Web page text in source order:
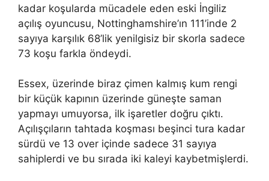
kadar koşularda mücadele eden eski İngiliz
açılış oyuncusu, Nottinghamshire’ın 111’inde 2
sayıya karşılık 68’lik yenilgisiz bir skorla sadece
73 koşu farkla öndeydi.
Essex, üzerinde biraz çimen kalmış kum rengi
bir küçük kapının üzerinde güneşte saman
yapmayı umuyorsa, ilk işaretler doğru çıktı.
Açılışçıların tahtada koşması beşinci tura kadar
sürdü ve 13 over içinde sadece 31 sayıya
sahiplerdi ve bu sırada iki kaleyi kaybetmişlerdi.